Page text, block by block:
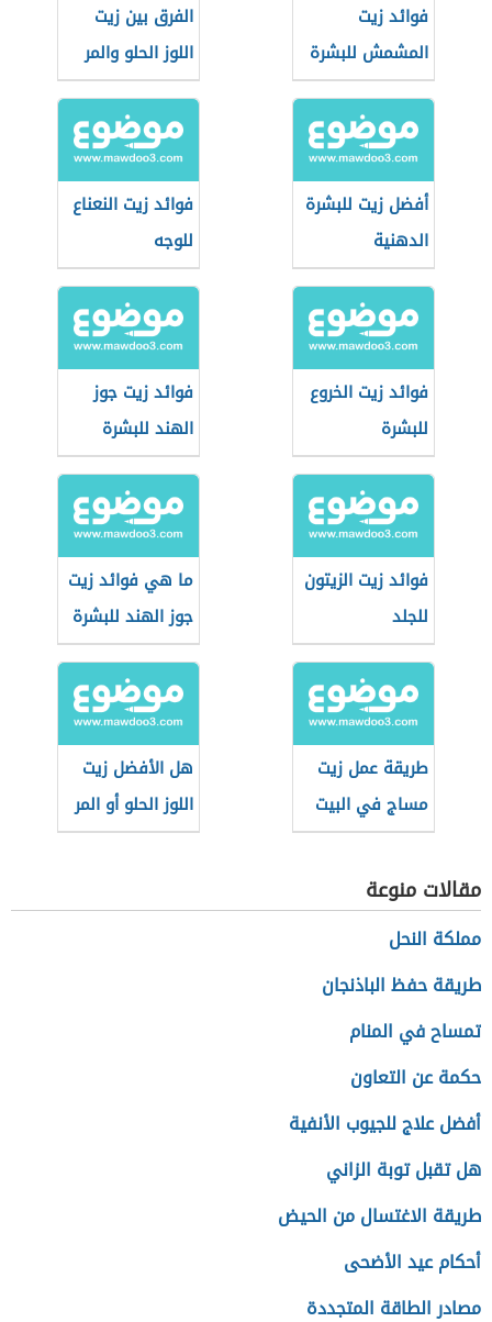
فوائد زيت
المشمش للبشرة
الفرق بين زيت
اللوز الحلو والمر
أفضل زيت للبشرة
الدهنية
فوائد زيت النعناع
للوجه
فوائد زيت الخروع
للبشرة
فوائد زيت جوز
الهند للبشرة
فوائد زيت الزيتون
للجلد
ما هي فوائد زيت
جوز الهند للبشرة
طريقة عمل زيت
مساج في البيت
هل الأفضل زيت
اللوز الحلو أو المر
للبشرة
مقالات منوعة
مملكة النحل
طريقة حفظ الباذنجان
تمساح في المنام
حكمة عن التعاون
أفضل علاج للجيوب الأنفية
هل تقبل توبة الزاني
طريقة الاغتسال من الحيض
أحكام عيد الأضحى
مصادر الطاقة المتجددة